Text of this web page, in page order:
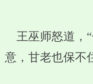
王巫师怒道，
意，甘老也保不